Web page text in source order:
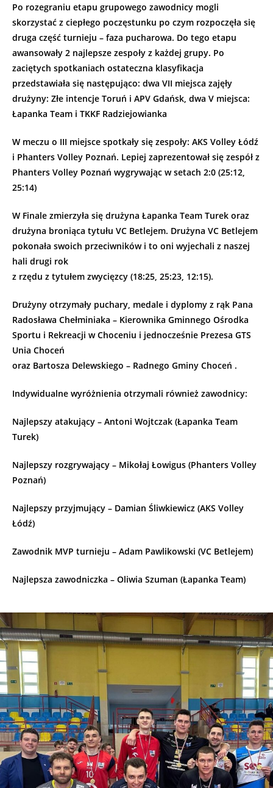
Po rozegraniu etapu grupowego zawodnicy mogli
skorzystać z ciepłego poczęstunku po czym rozpoczęła się
druga część turnieju – faza pucharowa. Do tego etapu
awansowały 2 najlepsze zespoły z każdej grupy. Po
zaciętych spotkaniach ostateczna klasyfikacja
przedstawiała się następująco: dwa VII miejsca zajęły
drużyny: Złe intencje Toruń i APV Gdańsk, dwa V miejsca:
Łapanka Team i TKKF Radziejowianka
W meczu o III miejsce spotkały się zespoły: AKS Volley Łódź
i Phanters Volley Poznań. Lepiej zaprezentował się zespół z
Phanters Volley Poznań wygrywając w setach 2:0 (25:12,
25:14)
W Finale zmierzyła się drużyna Łapanka Team Turek oraz
drużyna broniąca tytułu VC Betlejem. Drużyna VC Betlejem
pokonała swoich przeciwników i to oni wyjechali z naszej
hali drugi rok
z rzędu z tytułem zwycięzcy (18:25, 25:23, 12:15).
Drużyny otrzymały puchary, medale i dyplomy z rąk Pana
Radosława Chełminiaka – Kierownika Gminnego Ośrodka
Sportu i Rekreacji w Choceniu i jednocześnie Prezesa GTS
Unia Choceń
oraz Bartosza Delewskiego – Radnego Gminy Choceń .
Indywidualne wyróżnienia otrzymali również zawodnicy:
Najlepszy atakujący – Antoni Wojtczak (Łapanka Team
Turek)
Najlepszy rozgrywający – Mikołaj Łowigus (Phanters Volley
Poznań)
Najlepszy przyjmujący – Damian Śliwkiewicz (AKS Volley
Łódź)
Zawodnik MVP turnieju – Adam Pawlikowski (VC Betlejem)
Najlepsza zawodniczka – Oliwia Szuman (Łapanka Team)